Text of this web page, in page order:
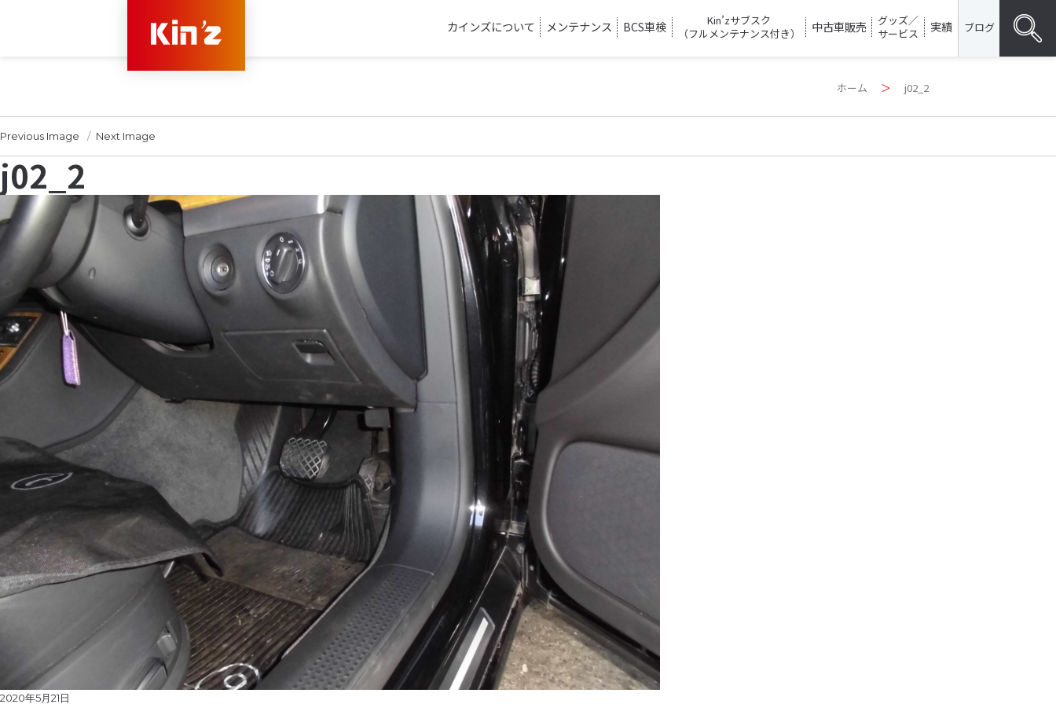
カインズについて メンテナンス BCS車検
Kin’zサブスク
（フルメンテナンス付き）
中古車販売
グッズ／
サービス
実績 ブログ
ホーム ＞ j02_2
Previous Image Next Image
j02_2
Posted
2020年5月21日